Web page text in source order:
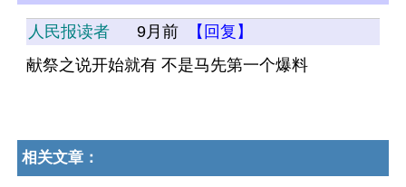
人民报读者 9月前
【回复】
献祭之说开始就有 不是马先第一个爆料
相关文章：